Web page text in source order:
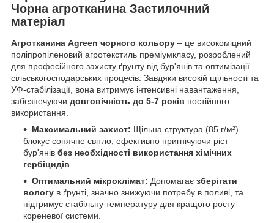
Чорна агротканина Застилочний
матеріал
Агротканина Agreen чорного кольору – це високоміцний
поліпропіленовий агротекстиль преміумкласу, розроблений
для професійного захисту ґрунту від бур'янів та оптимізації
сільськогосподарських процесів. Завдяки високій щільності та
УФ-стабілізації, вона витримує інтенсивні навантаження,
забезпечуючи довговічність до 5-7 років постійного
використання.
Максимальний захист: Щільна структура (85 г/м²)
блокує сонячне світло, ефективно пригнічуючи ріст
бур'янів без необхідності використання хімічних
гербіцидів.
Оптимальний мікроклімат: Допомагає зберігати
вологу в ґрунті, значно знижуючи потребу в поливі, та
підтримує стабільну температуру для кращого росту
кореневої системи.